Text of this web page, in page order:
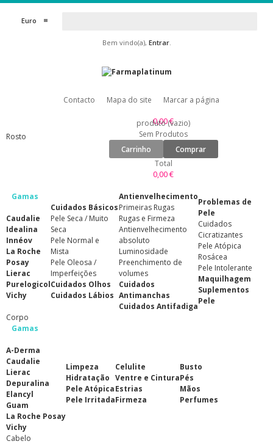
Euro
Bem vindo(a), Entrar.
Contacto Mapa do site Marcar a página
0,00 €
produto (vazio)
Sem Produtos
Carrinho
Comprar
Total
0,00 €
Rosto
Gamas
Caudalie
Idealina
Innéov
La Roche
Posay
Lierac
Purelogicol
Vichy
Cuidados Básicos
Pele Seca / Muito
Seca
Pele Normal e
Mista
Pele Oleosa /
Imperfeições
Cuidados Olhos
Cuidados Lábios
Antienvelhecimento
Primeiras Rugas
Rugas e Firmeza
Antienvelhecimento
absoluto
Luminosidade
Preenchimento de
volumes
Cuidados
Antimanchas
Cuidados Antifadiga
Problemas de
Pele
Cuidados
Cicratizantes
Pele Atópica
Rosácea
Pele Intolerante
Maquilhagem
Suplementos
Pele
Corpo
Gamas
A-Derma
Caudalie
Lierac
Depuralina
Elancyl
Guam
La Roche Posay
Vichy
Limpeza
Hidratação
Pele Atópica
Pele Irritada
Celulite
Ventre e Cintura
Estrias
Firmeza
Busto
Pés
Mãos
Perfumes
Cabelo